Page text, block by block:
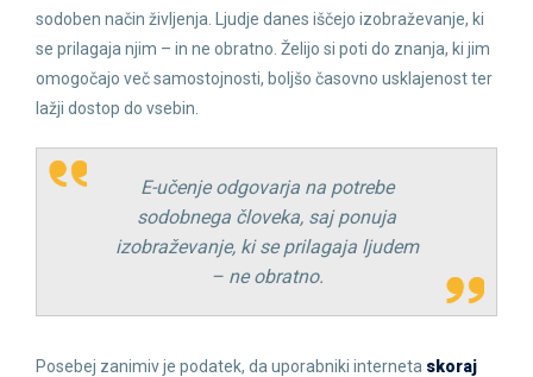
sodoben način življenja. Ljudje danes iščejo izobraževanje, ki
se prilagaja njim – in ne obratno. Želijo si poti do znanja, ki jim
omogočajo več samostojnosti, boljšo časovno usklajenost ter
lažji dostop do vsebin.
E-učenje odgovarja na potrebe
sodobnega človeka, saj ponuja
izobraževanje, ki se prilagaja ljudem
– ne obratno.
Posebej zanimiv je podatek, da uporabniki interneta skoraj